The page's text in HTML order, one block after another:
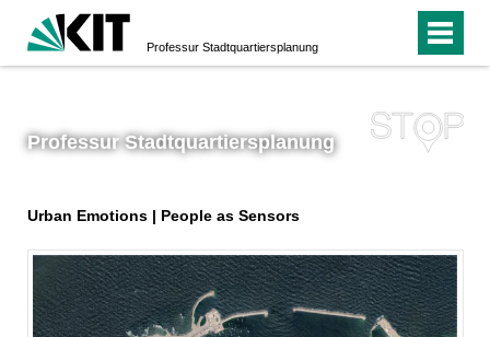
Professur Stadtquartiersplanung
Professur Stadtquartiersplanung
Urban Emotions | People as Sensors